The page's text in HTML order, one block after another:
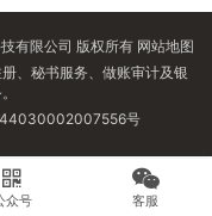
有限公司 版权所有 网站地图
、秘书服务、做账审计及银
44030002007556号
众号 客服